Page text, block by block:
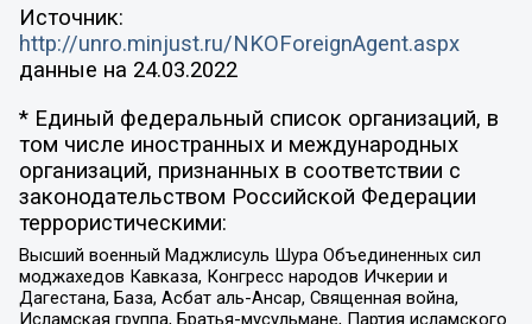
Источник:
http://unro.minjust.ru/NKOForeignAgent.aspx
данные на 24.03.2022
* Единый федеральный список организаций, в
том числе иностранных и международных
организаций, признанных в соответствии с
законодательством Российской Федерации
террористическими:
Высший военный Маджлисуль Шура Объединенных сил
моджахедов Кавказа, Конгресс народов Ичкерии и
Дагестана, База, Асбат аль-Ансар, Священная война,